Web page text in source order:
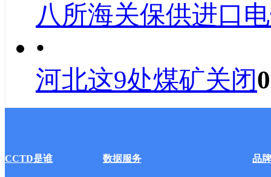
八所海关保供进口
•
河北这9处煤矿关闭
CCTD是谁 数据服务 品